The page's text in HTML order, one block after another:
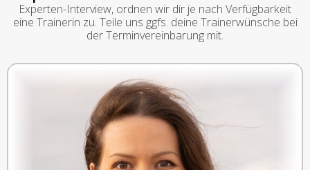
Experten-Interview, ordnen wir dir je nach Verfügbarkeit
eine Trainerin zu. Teile uns ggfs. deine Trainerwünsche bei
der Terminvereinbarung mit.